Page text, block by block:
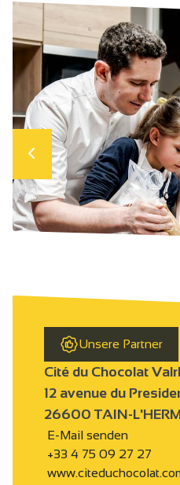
Unsere Partner
Cité du Chocolat
12 avenue du
26600 TAIN-
E-Mail senden
+33 4 75 09 27 27